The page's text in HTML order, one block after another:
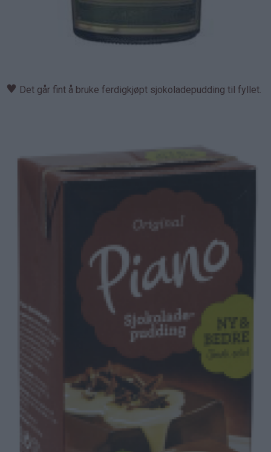
♥ Det går fint å bruke ferdigkjøpt sjokoladepudding til fyllet.